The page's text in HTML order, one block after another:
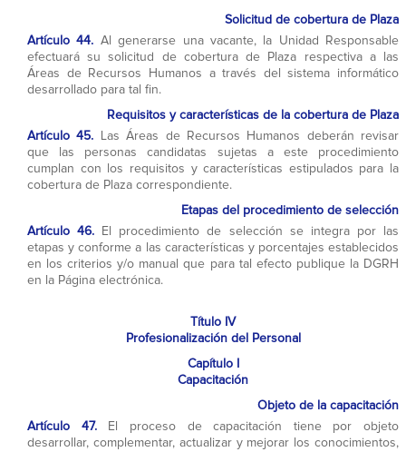
Solicitud de cobertura de Plaza
Artículo 44. Al generarse una vacante, la Unidad Responsable
efectuará su solicitud de cobertura de Plaza respectiva a las
Áreas de Recursos Humanos a través del sistema informático
desarrollado para tal fin.
Requisitos y características de la cobertura de Plaza
Artículo 45.
Las Áreas de Recursos Humanos deberán revisar
que las personas candidatas sujetas a este procedimiento
cumplan con los requisitos y características estipulados para la
cobertura de Plaza correspondiente.
Etapas del procedimiento de selección
Artículo 46. El procedimiento de selección se integra por las
etapas y conforme a las características y porcentajes establecidos
en los criterios y/o manual que para tal efecto publique la DGRH
en la Página electrónica.
Título IV
Profesionalización del Personal
Capítulo I
Capacitación
Objeto de la capacitación
Artículo 47.El proceso de capacitación tiene por objeto
desarrollar, complementar, actualizar y mejorar los conocimientos,